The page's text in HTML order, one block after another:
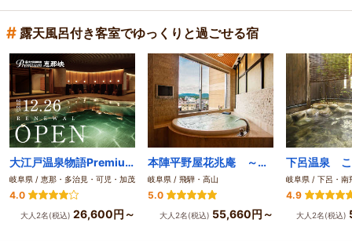
# 露天風呂付き客室でゆっくりと過ごせる宿
大江戸温泉物語Premium 恵那峡（2025年12月26日オープン）
岐阜県 / 恵那・多治見・可児・加茂
4.0
大人2名(税込) 26,600円～
本陣平野屋花兆庵 ～古い町並に佇む、心酔の味覚を楽しむ宿～
岐阜県 / 飛騨・高山
5.0
大人2名(税込) 55,660円～
岐阜県 / 下呂・南
4.9
大人2名(税込)